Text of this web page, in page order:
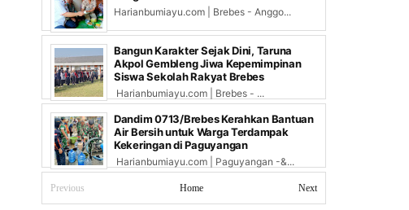
Harianbumiayu.com | Brebes - Anggo...
Bangun Karakter Sejak Dini, Taruna
Akpol Gembleng Jiwa Kepemimpinan
Siswa Sekolah Rakyat Brebes
Harianbumiayu.com | Brebes - ...
Dandim 0713/Brebes Kerahkan Bantuan
Air Bersih untuk Warga Terdampak
Kekeringan di Paguyangan
Harianbumiayu.com | Paguyangan -&...
Previous Next
Home